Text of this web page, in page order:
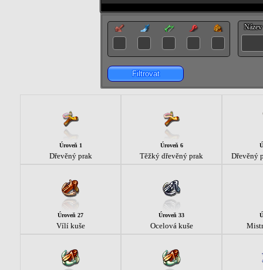
Název
Filtrovat
Úroveň 1
Dřevěný prak
Úroveň 6
Těžký dřevěný prak Dřevěný
Úroveň 27
Vílí kuše
Úroveň 33
Ocelová kuše